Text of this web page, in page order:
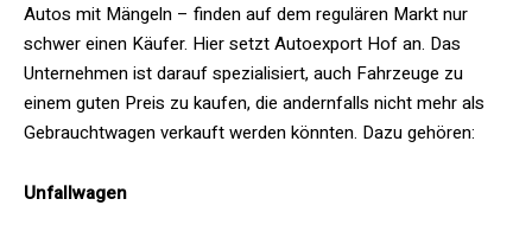
Autos mit Mängeln – finden auf dem regulären Markt nur
schwer einen Käufer. Hier setzt Autoexport Hof an. Das
Unternehmen ist darauf spezialisiert, auch Fahrzeuge zu
einem guten Preis zu kaufen, die andernfalls nicht mehr als
Gebrauchtwagen verkauft werden könnten. Dazu gehören:
Unfallwagen